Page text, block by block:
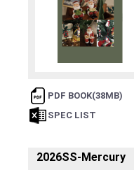
PDF BOOK(38MB)
SPEC LIST
2026SS-Mercury